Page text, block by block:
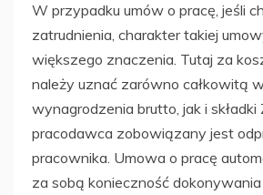
W przypadku umów o pracę, jeśli
zatrudnienia, charakter takiej
większego znaczenia. Tutaj za
należy uznać zarówno całkowitą
wynagrodzenia brutto, jak i składki
pracodawca zobowiązany jest
pracownika. Umowa o pracę
za sobą konieczność